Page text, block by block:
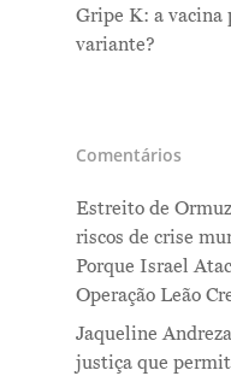
Gripe K: a vacina
variante?
Comentários
Estreito de
riscos de crise
Porque Israel
Operação Leão
Jaqueline Andreza
justiça que